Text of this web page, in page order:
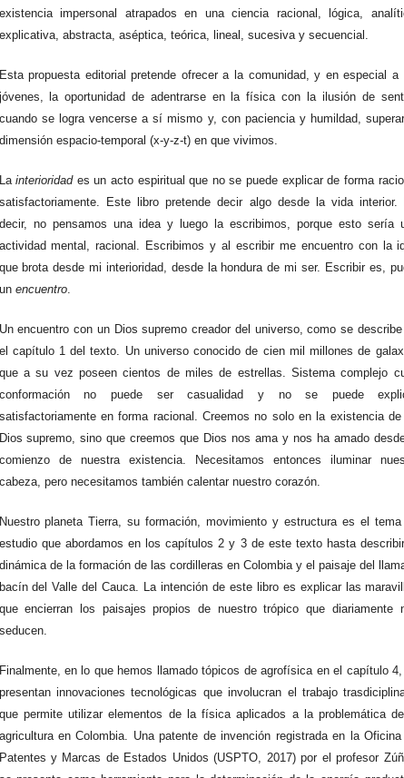
existencia impersonal atrapados en una ciencia racional, lógica,
explicativa, abstracta, aséptica, teórica, lineal, sucesiva y secuencial.
Esta propuesta editorial pretende ofrecer a la comunidad, y en especial a
jóvenes, la oportunidad de adentrarse en la física con la ilusión de
cuando se logra vencerse a sí mismo y, con paciencia y humildad,
dimensión espacio-temporal (x-y-z-t) en que vivimos.
Lainterioridades un acto espiritual que no se puede explicar de forma
satisfactoriamente. Este libro pretende decir algo desde la vida interior.
decir, no pensamos una idea y luego la escribimos, porque esto sería
actividad mental, racional. Escribimos y al escribir me encuentro con la
que brota desde mi interioridad, desde la hondura de mi ser. Escribir es,
un encuentro.
Un encuentro con un Dios supremo creador del universo, como se
el capítulo 1 del texto. Un universo conocido de cien mil millones de
que a su vez poseen cientos de miles de estrellas. Sistema complejo
conformación no puede ser casualidad y no se puede
satisfactoriamente en forma racional. Creemos no solo en la existencia de
Dios supremo, sino que creemos que Dios nos ama y nos ha amado
comienzo de nuestra existencia. Necesitamos entonces iluminar
cabeza, pero necesitamos también calentar nuestro corazón.
Nuestro planeta Tierra, su formación, movimiento y estructura es el tema
estudio que abordamos en los capítulos 2 y 3 de este texto hasta
dinámica de la formación de las cordilleras en Colombia y el paisaje del
bacín del Valle del Cauca. La intención de este libro es explicar las
que encierran los paisajes propios de nuestro trópico que diariamente
seducen.
Finalmente, en lo que hemos llamado tópicos de agrofísica en el capítulo
presentan innovaciones tecnológicas que involucran el trabajo
que permite utilizar elementos de la física aplicados a la problemática
agricultura en Colombia. Una patente de invención registrada en la
Patentes y Marcas de Estados Unidos (USPTO, 2017) por el profesor